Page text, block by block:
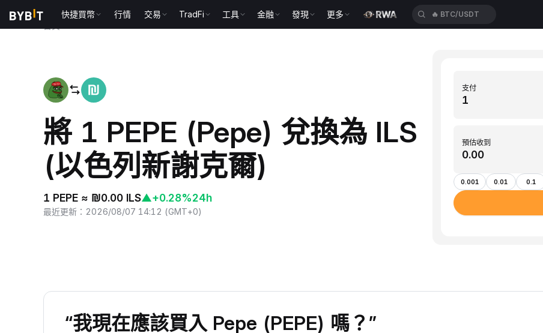
快捷買幣 行情 交易 TradFi 工具 金融 發現 更多 🔥 BTC/USDT
將 1 PEPE (Pepe) 兌換為 ILS
(以色列新謝克爾)
1 PEPE ≈ ₪0.00 ILS▲+0.28%24h
最近更新 ： 2026/08/07 14:12 (GMT+0)
支付
預估收到
0.001 0.01 0.1
“我現在應該買入 Pepe (PEPE) 嗎？”